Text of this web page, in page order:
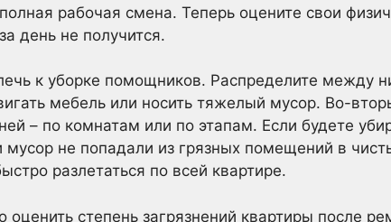
рабочая смена. Теперь оцените свои
день не получится.
к уборке помощников. Распределите между
мебель или носить тяжелый мусор. Во-
– по комнатам или по этапам. Если будете
мусор не попадали из грязных помещений в
разлетаться по всей квартире.
степень загрязнений квартиры после